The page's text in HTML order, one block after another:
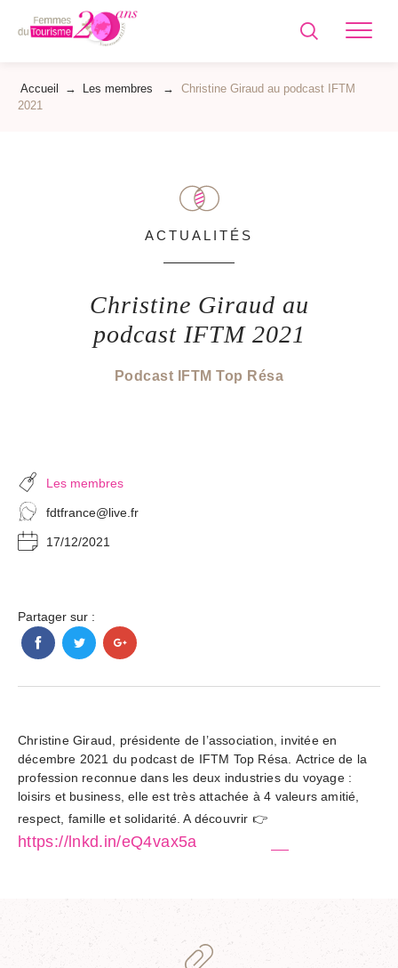
Accueil → Les membres → Christine Giraud au podcast IFTM
2021
ACTUALITÉS
Christine Giraud au
podcast IFTM 2021
Podcast IFTM Top Résa
Les membres
fdtfrance@live.fr
17/12/2021
Partager sur :
Christine Giraud, présidente de l’association, invitée en
décembre 2021 du podcast de IFTM Top Résa. Actrice de la
profession reconnue dans les deux industries du voyage :
loisirs et business, elle est très attachée à 4 valeurs amitié,
respect, famille et solidarité. A découvrir 👉
https://lnkd.in/eQ4vax5a